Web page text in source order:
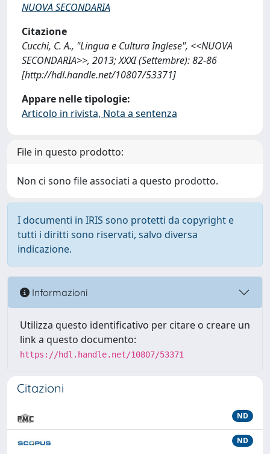
NUOVA SECONDARIA
Citazione
Cucchi, C. A., "Lingua e Cultura Inglese", <<NUOVA
SECONDARIA>>, 2013; XXXI (Settembre): 82-86
[http://hdl.handle.net/10807/53371]
Appare nelle tipologie:
Articolo in rivista, Nota a sentenza
File in questo prodotto:
Non ci sono file associati a questo prodotto.
I documenti in IRIS sono protetti da copyright e
tutti i diritti sono riservati, salvo diversa
indicazione.
Informazioni
Utilizza questo identificativo per citare o creare un
link a questo documento:
https://hdl.handle.net/10807/53371
Citazioni
ND
ND